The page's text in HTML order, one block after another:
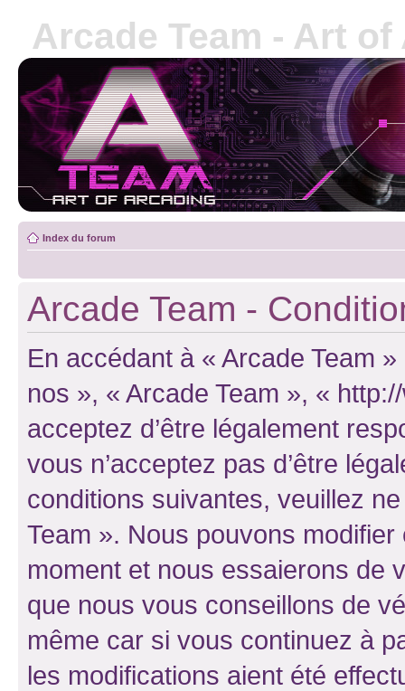
Arcade Team - Art
Index du forum
Arcade Team -
En accédant à « Arcade Team
nos », « Arcade Team », «
acceptez d’être légalement
vous n’acceptez pas d’être
conditions suivantes, veuillez
Team ». Nous pouvons
moment et nous essaierons de
que nous vous conseillons de
même car si vous continuez à
les modifications aient été